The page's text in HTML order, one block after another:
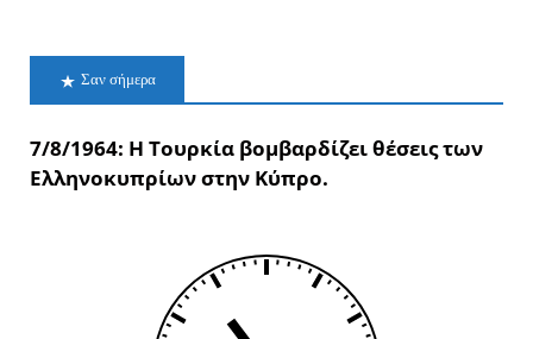
Σαν σήμερα
7/8/1964: Η Τουρκία βομβαρδίζει θέσεις των
Ελληνοκυπρίων στην Κύπρο.